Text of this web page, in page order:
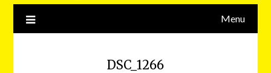
Menu
DSC_1266